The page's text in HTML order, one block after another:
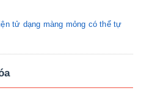
tử dạng màng mỏng có thể tự